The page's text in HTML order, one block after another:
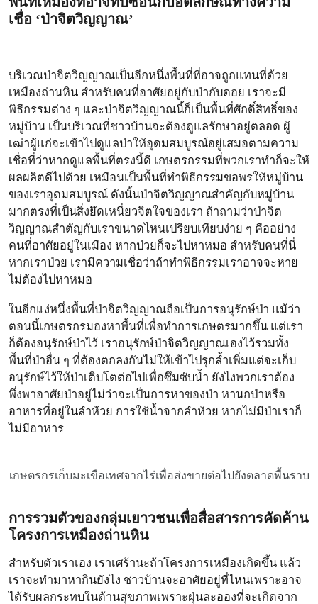
เชื่อ ‘ป่าจิตวิญญาณ’
บริเวณป่าจิตวิญญาณเป็นอีกหนึ่งพื้นที่ที่อาจถูกแทนที่ด้วย
เหมืองถ่านหิน สำหรับคนที่อาศัยอยู่กับป่ากับดอย เราจะมี
พิธีกรรมต่าง ๆ และป่าจิตวิญญาณนี้ก็เป็นพื้นที่ศักดิ์สิทธิ์ของ
หมู่บ้าน เป็นบริเวณที่ชาวบ้านจะต้องดูแลรักษาอยู่ตลอด ผู้
เฒ่าผู้แก่จะเข้าไปดูแลป่าให้อุดมสมบูรณ์อยู่เสมอตามความ
เชื่อที่ว่าหากดูแลพื้นที่ตรงนี้ดี เกษตรกรรมที่พวกเราทำก็จะให้
ผลผลิตดีไปด้วย เหมือนเป็นพื้นที่ทำพิธีกรรมขอพรให้หมู่บ้าน
ของเราอุดมสมบูรณ์ ดังนั้นป่าจิตวิญญาณสำคัญกับหมู่บ้าน
มากตรงที่เป็นสิ่งยึดเหนี่ยวจิตใจของเรา ถ้าถามว่าป่าจิต
วิญญาณสำตัญกับเราขนาดไหนเปรียบเทียบง่าย ๆ คืออย่าง
คนที่อาศัยอยู่ในเมือง หากป่วยก็จะไปหาหมอ สำหรับคนที่นี่
หากเราป่วย เรามีความเชื่อว่าถ้าทำพิธีกรรมเราอาจจะหาย
ไม่ต้องไปหาหมอ
ในอีกแง่หนึ่งพื้นที่ป่าจิตวิญญาณถือเป็นการอนุรักษ์ป่า แม้ว่า
ตอนนี้เกษตรกรมองหาพื้นที่เพื่อทำการเกษตรมากขึ้น แต่เรา
ก็ต้องอนุรักษ์ป่าไว้ เราอนุรักษ์ป่าจิตวิญญาณเองไว้รวมทั้ง
พื้นที่ป่าอื่น ๆ ที่ต้องตกลงกันไม่ให้เข้าไปรุกล้ำเพิ่มแต่จะเก็บ
อนุรักษ์ไว้ให้ป่าเติบโตต่อไปเพื่อซึมซับน้ำ ยังไงพวกเราต้อง
พึ่งพาอาศัยป่าอยู่ไม่ว่าจะเป็นการหาของป่า หานกป่าหรือ
อาหารที่อยู่ในลำห้วย การใช้น้ำจากลำห้วย หากไม่มีป่าเราก็
ไม่มีอาหาร
เกษตรกรเก็บมะเขือเทศจากไร่เพื่อส่งขายต่อไปยังตลาดพื้นราบ
การรวมตัวของกลุ่มเยาวชนเพื่อสื่อสารการคัดค้าน
โครงการเหมืองถ่านหิน
สำหรับตัวเราเอง เราเศร้านะถ้าโครงการเหมืองเกิดขึ้น แล้ว
เราจะทำมาหากินยังไง ชาวบ้านจะอาศัยอยู่ที่ไหนเพราะอาจ
ได้รับผลกระทบในด้านสุขภาพเพราะฝุ่นละอองที่จะเกิดจาก